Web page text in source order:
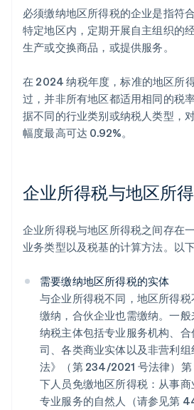
必须缴纳地区所得税的企业是指符
特定地区内，定期开展自主组织的
生产或交换商品，或提供服务。
在 2024 纳税年度，标准的地区所
过，并非所有地区都适用相同的税
据不同的行业类别或纳税人类型，
幅度最高可达 0.92%。
企业所得税与地区所
企业所得税与地区所得税之间存在
业务类型以及税基的计算方法。以
需要缴纳地区所得税的实体
与企业所得税不同，地区所得
缴纳，合伙企业也需缴纳。一
纳税主体包括专业服务机构、
司、各类商业实体以及非营利
法》（第 234/2021 号法律）第
下人员免缴地区所得税：从事
专业服务的自然人（请参见第